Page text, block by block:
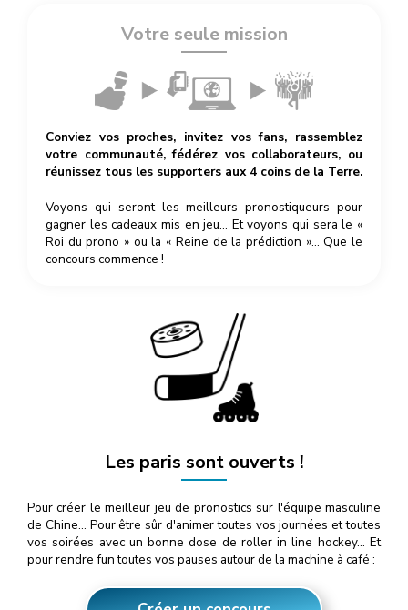
Votre seule mission
Conviez vos proches, invitez vos fans, rassemblez
votre communauté, fédérez vos collaborateurs, ou
réunissez tous les supporters aux 4 coins de la Terre.
Voyons qui seront les meilleurs pronostiqueurs pour
gagner les cadeaux mis en jeu… Et voyons qui sera le «
Roi du prono » ou la « Reine de la prédiction »… Que le
concours commence !
Les paris sont ouverts !
Pour créer le meilleur jeu de pronostics sur l'équipe masculine
de Chine… Pour être sûr d'animer toutes vos journées et toutes
vos soirées avec un bonne dose de roller in line hockey… Et
pour rendre fun toutes vos pauses autour de la machine à café :